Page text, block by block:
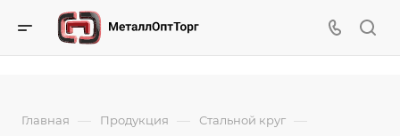
Главная — Продукция — Стальной круг —